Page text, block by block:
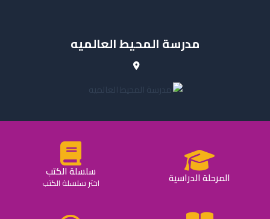
مدرسة المحيط العالميه
المرحلة الدراسية سلسلة الكتب
اختر سلسلة الكتب